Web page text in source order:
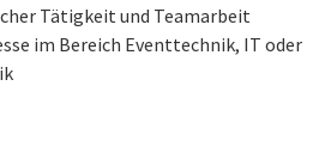
Tätigkeit und Teamarbeit
im Bereich Eventtechnik, IT oder